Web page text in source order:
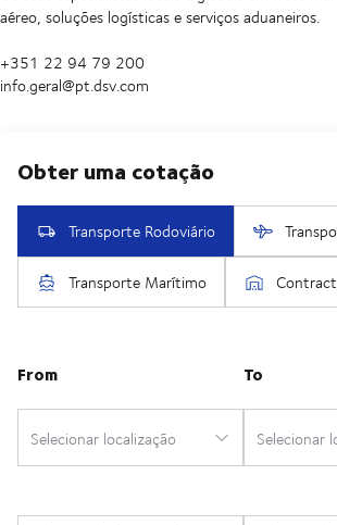
aéreo, soluções logísticas e serviços aduaneiros.
+351 22 94 79 200
info.geral@pt.dsv.com